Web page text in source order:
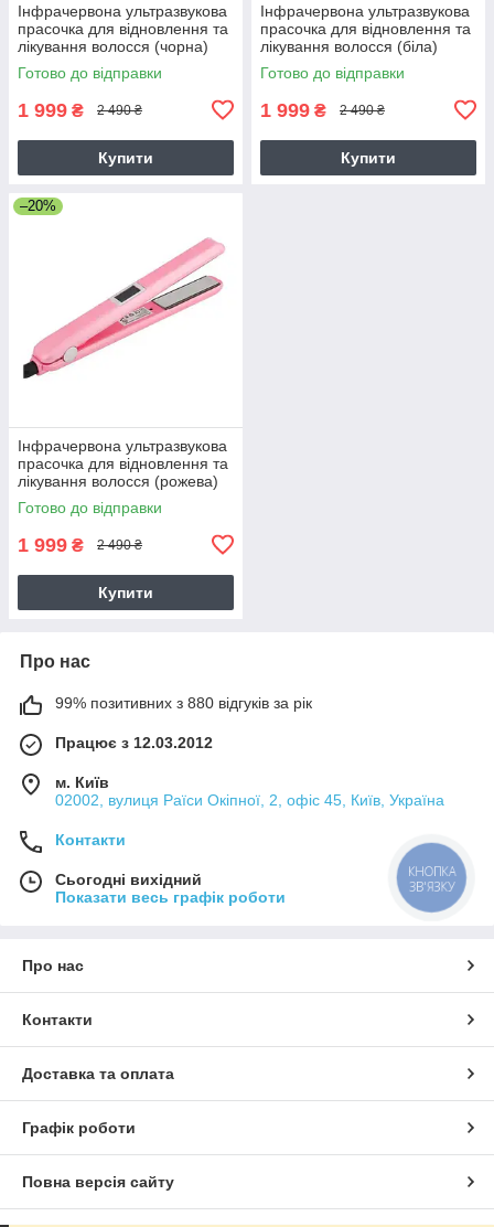
Інфрачервона ультразвукова
прасочка для відновлення та
лікування волосся (чорна)
Готово до відправки
1 999 ₴ 2 490 ₴
Купити
Інфрачервона ультразвукова
прасочка для відновлення та
лікування волосся (біла)
Готово до відправки
1 999 ₴ 2 490 ₴
Купити
–20%
Інфрачервона ультразвукова
прасочка для відновлення та
лікування волосся (рожева)
Готово до відправки
1 999 ₴ 2 490 ₴
Купити
Про нас
99% позитивних з 880 відгуків за рік
Працює з 12.03.2012
м. Київ
02002, вулиця Раїси Окіпної, 2, офіс 45, Київ, Україна
Контакти
Сьогодні вихідний
Показати весь графік роботи
Про нас
Контакти
Доставка та оплата
Графік роботи
Повна версія сайту
КНОПКА
ЗВ'ЯЗКУ